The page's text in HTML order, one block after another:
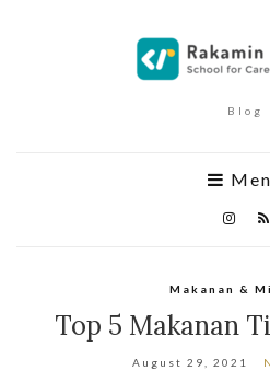
Blog
Makanan &
Top 5 Makanan
August 29, 2021